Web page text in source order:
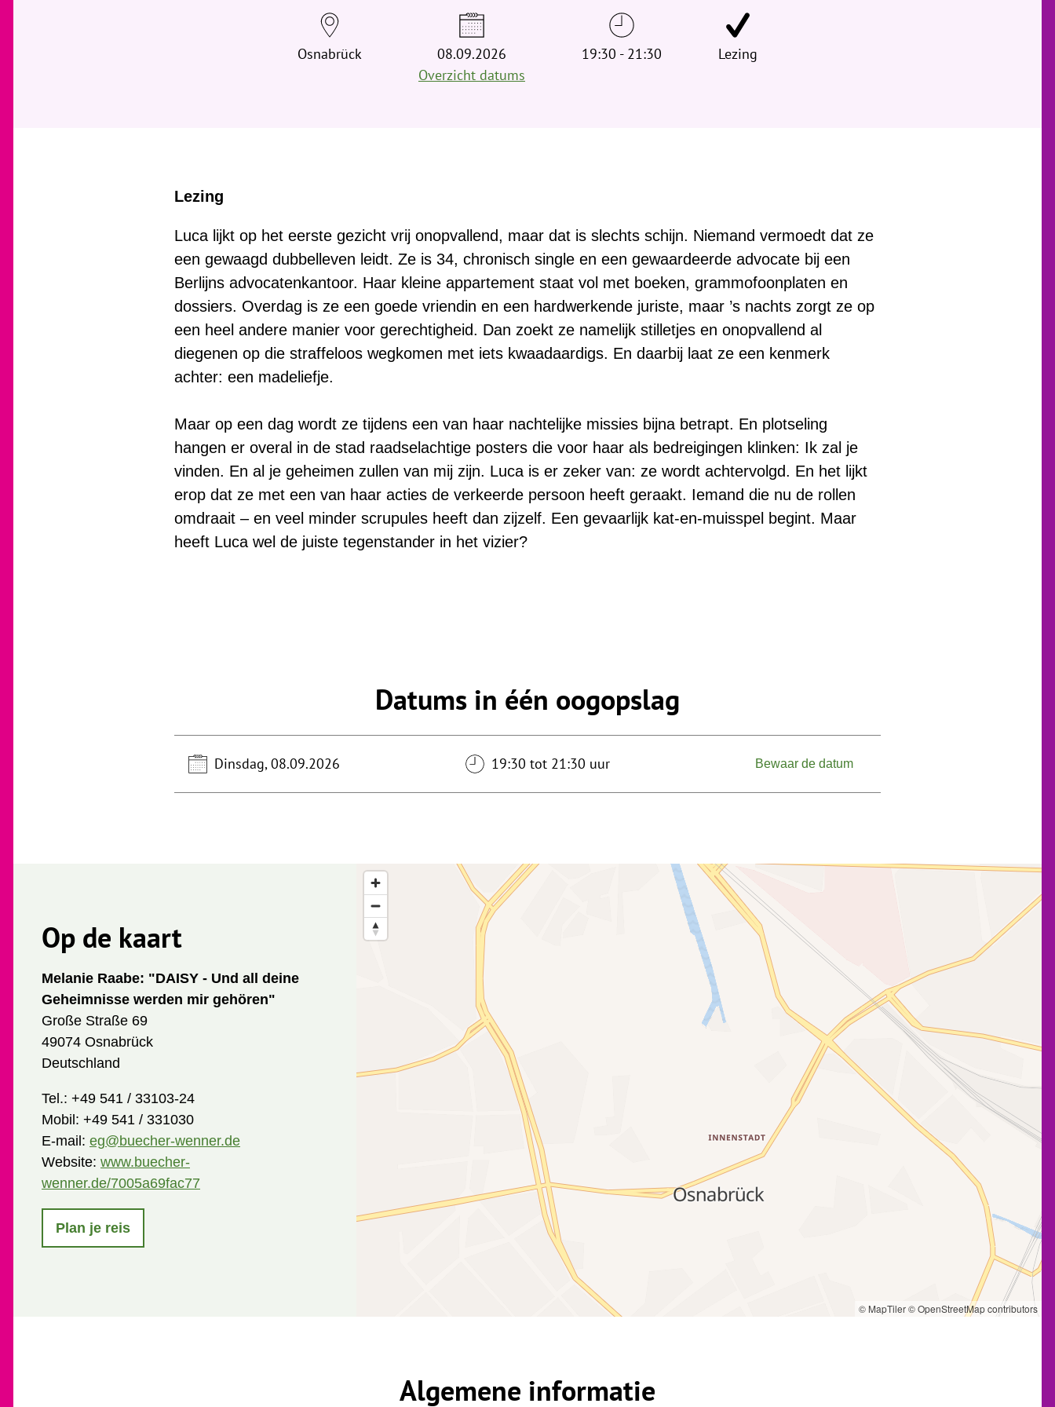
Osnabrück
08.09.2026
Overzicht datums
19:30 - 21:30 Lezing
Lezing
Luca lijkt op het eerste gezicht vrij onopvallend, maar dat is slechts schijn. Niemand vermoedt dat ze
een gewaagd dubbelleven leidt. Ze is 34, chronisch single en een gewaardeerde advocate bij een
Berlijns advocatenkantoor. Haar kleine appartement staat vol met boeken, grammofoonplaten en
dossiers. Overdag is ze een goede vriendin en een hardwerkende juriste, maar ’s nachts zorgt ze op
een heel andere manier voor gerechtigheid. Dan zoekt ze namelijk stilletjes en onopvallend al
diegenen op die straffeloos wegkomen met iets kwaadaardigs. En daarbij laat ze een kenmerk
achter: een madeliefje.
Maar op een dag wordt ze tijdens een van haar nachtelijke missies bijna betrapt. En plotseling
hangen er overal in de stad raadselachtige posters die voor haar als bedreigingen klinken: Ik zal je
vinden. En al je geheimen zullen van mij zijn. Luca is er zeker van: ze wordt achtervolgd. En het lijkt
erop dat ze met een van haar acties de verkeerde persoon heeft geraakt. Iemand die nu de rollen
omdraait – en veel minder scrupules heeft dan zijzelf. Een gevaarlijk kat-en-muisspel begint. Maar
heeft Luca wel de juiste tegenstander in het vizier?
Datums in één oogopslag
Dinsdag, 08.09.2026 19:30 tot 21:30 uur Bewaar de datum
Op de kaart
Melanie Raabe: "DAISY - Und all deine
Geheimnisse werden mir gehören"
Große Straße 69
49074 Osnabrück
Deutschland
Tel.: +49 541 / 33103-24
Mobil: +49 541 / 331030
E-mail: eg@buecher-wenner.de
Website: www.buecher-
wenner.de/7005a69fac77
Plan je reis
© MapTiler© OpenStreetMap contributors
Algemene informatie